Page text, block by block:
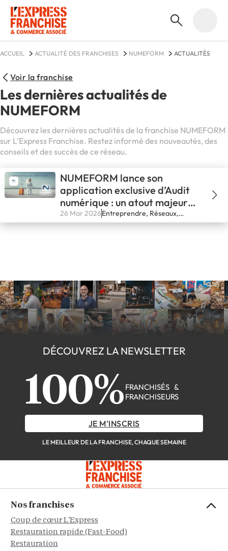
ACCUEIL ACTUALITÉ DES FRANCHISES NUMEFORM ACTUALITÉS
Voir la franchise
Les dernières actualités de
NUMEFORM
Découvrez les dernières actualités de la franchise NUMEFORM
sur L’Express Franchise. Restez informé des nouveautés, des
conseils et des succès de ce réseau.
NUMEFORM lance son
application exclusive d’Audit
numérique : un atout majeur
pour ses franchisés
26 Mar 2026Entreprendre, Réseaux,
Secteurs, Se lancer
DÉCOUVREZ LA NEWSLETTER
100% FRANCHISÉS &
FRANCHISEURS
JE M'INSCRIS
LE MEILLEUR DE LA FRANCHISE, CHAQUE SEMAINE
Nos franchises
Coup de cœur L'Express
Restauration rapide (Fast-Food)
Restauration